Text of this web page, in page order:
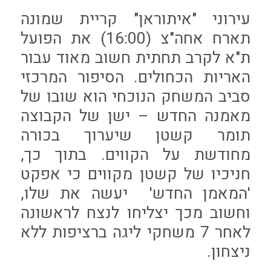
עירוני "איתוראן" קריית שמונה
תארח אחה"צ (16:00) את הפועל
ת"א לקרב תחתית חשוב מאוד עבור
האריות הכחולים. הסיפור המרכזי
סביב המשחק הנוכחי הוא שובו של
מאמנה החדש – ישן של הקבוצה
תומר קשטן שיערוך בכורה
מחודשת על הקווים. בתוך כך,
חניכיו של קשטן מקווים כי אפקט
'המאמן החדש' יעשה את שלו,
וחשוב מכך יצליחו לנצח לראשונה
לאחר 7 משחקי ליגה ברציפות ללא
ניצחון.